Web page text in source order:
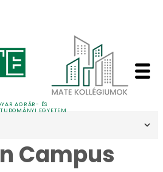
AGRÁR- ÉS
EGYETEM
felhívások
Campus -
Campus